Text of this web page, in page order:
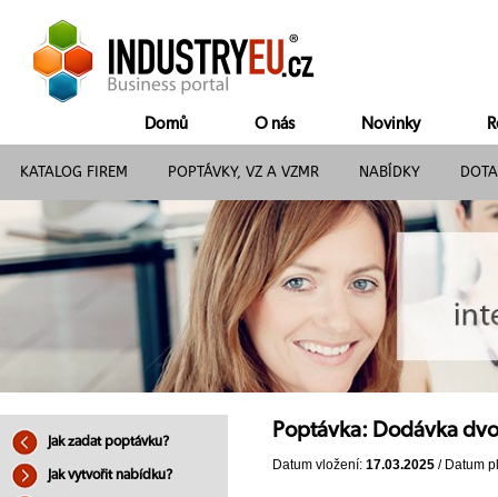
Domů O nás Novinky
KATALOG FIREM POPTÁVKY, VZ A VZMR NABÍDKY
Jak zadat poptávku?
Jak vytvořit nabídku?
Poptávka: Dodávka
Datum vložení: 17.03.2025 / Datum